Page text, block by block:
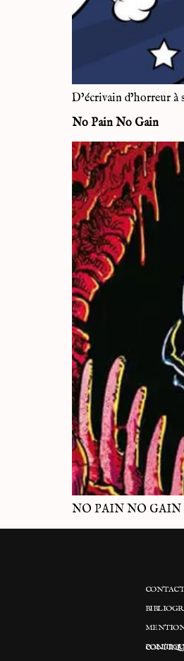
D’écrivain d’horreur
No Pain No Gain
NO PAIN NO GAIN
CONTACT
POLITIQUE DE